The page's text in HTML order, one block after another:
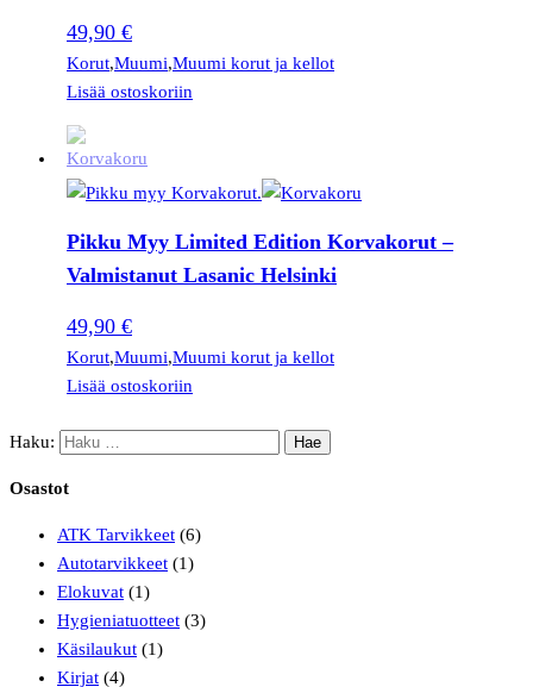
49,90 €
Korut,Muumi,Muumi korut ja kellot
Lisää ostoskoriin
Pikku Myy Limited Edition Korvakorut –
Valmistanut Lasanic Helsinki
49,90 €
Korut,Muumi,Muumi korut ja kellot
Lisää ostoskoriin
Haku:
Osastot
ATK Tarvikkeet (6)
Autotarvikkeet (1)
Elokuvat (1)
Hygieniatuotteet (3)
Käsilaukut (1)
Kirjat (4)